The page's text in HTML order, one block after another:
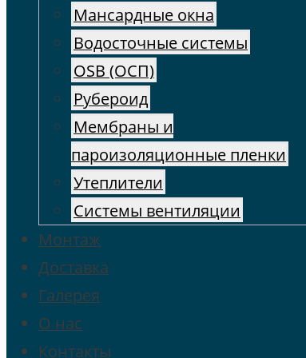
Мансардные окна
Водосточные системы
OSB (ОСП)
Рубероид
Мембраны и
пароизоляционные пленки
Утеплители
Системы вентиляции
Монтаж
Доставка
Галерея
О нас
Контакты